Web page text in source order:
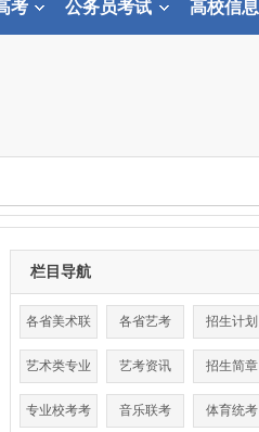
考 公务员考试 高校信息
栏目导航
各省美术联
考
各省艺考 招生计划
艺术类专业
分数线
艺考资讯 招生简章
专业校考考 音乐联考 体育统考